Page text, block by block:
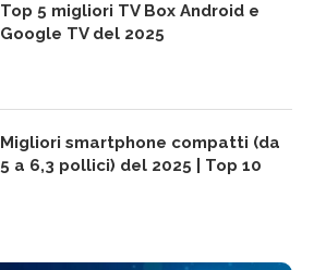
Top 5 migliori TV Box Android e
Google TV del 2025
Migliori smartphone compatti (da
5 a 6,3 pollici) del 2025 | Top 10